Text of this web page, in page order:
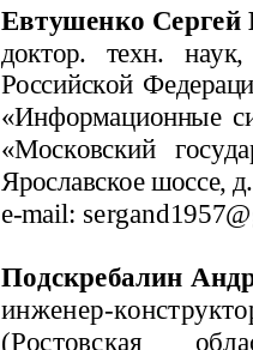
Евтушенко Сергей
доктор.   техн.
Российской
«Информационные
«Московский
Ярославское шоссе,
e-mail:
Подскребалин
инженер-
(Ростовская